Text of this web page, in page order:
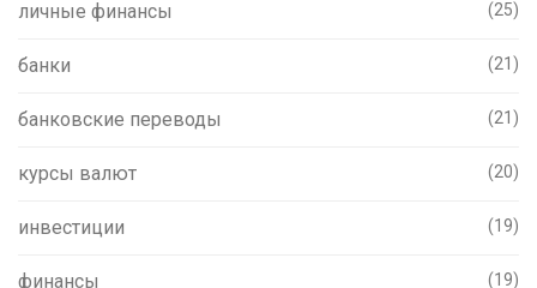
личные финансы (25)
банки (21)
банковские переводы (21)
курсы валют (20)
инвестиции (19)
финансы (19)